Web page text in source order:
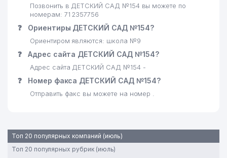
TECHMAN ООО
26 СОБОЛЕВ И.В. ЧП
27 TAKEDA ПРЕДСТАВИТЕЛЬСТВО
EXPRESS BUSINESS RESOURCE
ООО
Позвонить в ДЕТСКИЙ САД №154 вы можете по
номерам: 71 2357756
❓ Ориентиры ДЕТСКИЙ САД №154?
Ориентиром являются: школа №9
❓ Адрес сайта ДЕТСКИЙ САД №154?
Адрес сайта ДЕТСКИЙ САД №154 -
❓ Номер факса ДЕТСКИЙ САД №154?
Отправить факс вы можете на номер .
Топ 20 популярных компаний (июль)
Топ 20 популярных рубрик (июль)